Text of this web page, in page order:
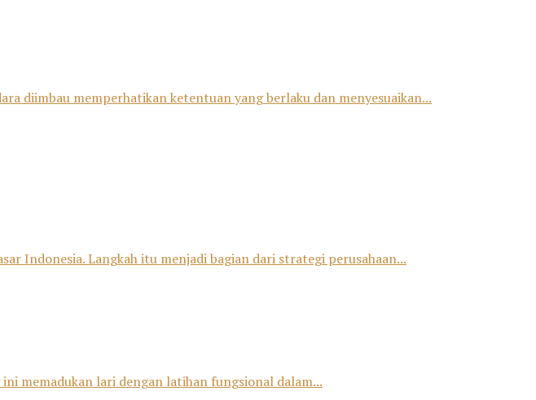
diimbau memperhatikan ketentuan yang berlaku dan menyesuaikan...
Indonesia. Langkah itu menjadi bagian dari strategi perusahaan...
memadukan lari dengan latihan fungsional dalam...